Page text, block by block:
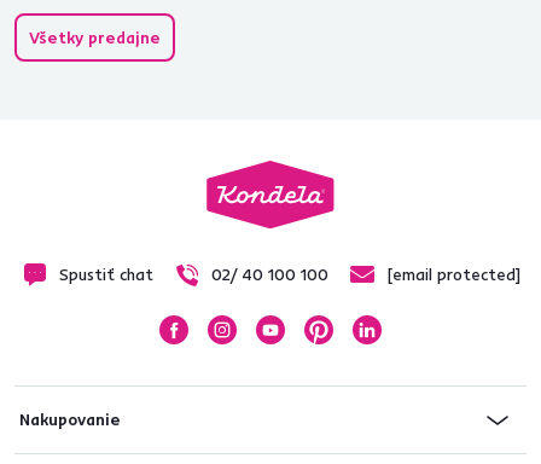
Všetky predajne
Spustiť chat 02/ 40 100 100 [email protected]
Nakupovanie